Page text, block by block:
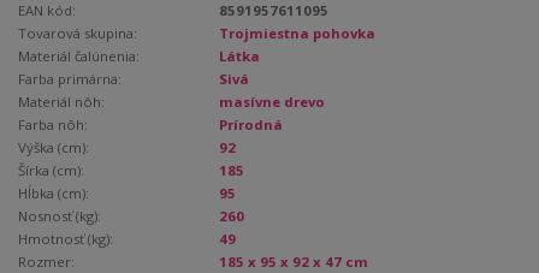
EAN kód:
8591957611095
Tovarová skupina:
Trojmiestna pohovka
Materiál čalúnenia:
Látka
Farba primárna:
Sivá
Materiál nôh:
masívne drevo
Farba nôh:
Prírodná
Výška (cm):
92
Šírka (cm):
185
Hĺbka (cm):
95
Nosnosť (kg):
260
Hmotnosť (kg):
49
Rozmer:
185 x 95 x 92 x 47 cm